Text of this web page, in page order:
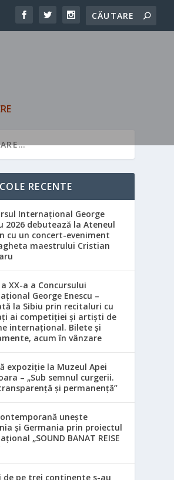
RECENTE
Internațional George
2026 debutează la Ateneul
cu un concert-eveniment
maestrului Cristian
XX-a a Concursului
George Enescu –
la Sibiu prin recitaluri cu
ai competiției și artiști de
internațional. Bilete și
acum în vânzare
expoziție la Muzeul Apei
– „Sub semnul curgerii.
și permanență”
unește
și Germania prin proiectul
„SOUND BANAT REISE
pe trei continente s-au